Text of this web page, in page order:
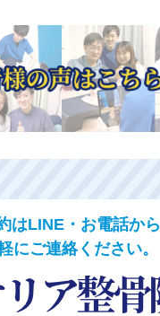
はLINE・お電話から
にご連絡ください。